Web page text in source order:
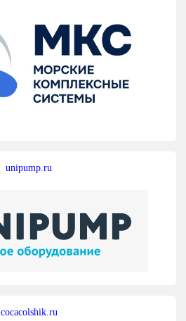
unipump.ru
cocacolshik.ru